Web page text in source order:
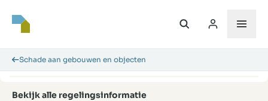
Schade aan gebouwen en objecten
Bekijk alle regelingsinformatie